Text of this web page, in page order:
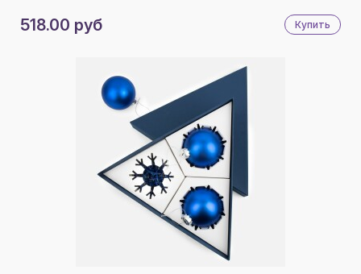
518.00 руб Купить